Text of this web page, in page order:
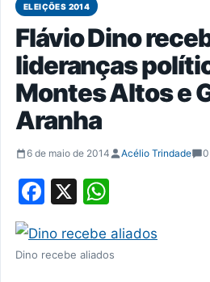
ELEIÇÕES 2014
Flávio Dino
lideranças
Montes Altos e
Aranha
6 de maio de 2014 Acélio Trindade 0
Facebook
X
Dino recebe aliados